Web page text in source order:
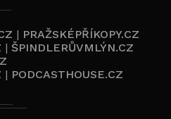
| PRAŽSKÉPŘÍKOPY.CZ
| ŠPINDLERŮVMLÝN.CZ
| PODCASTHOUSE.CZ